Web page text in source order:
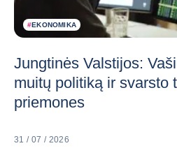
#EKONOMIKA
Jungtinės Valstijos:
muitų politiką ir svarsto
priemones
31 / 07 / 2026